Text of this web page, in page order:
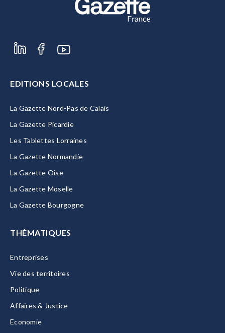
EDITIONS LOCALES
La Gazette Nord-Pas de Calais
La Gazette Picardie
Les Tablettes Lorraines
La Gazette Normandie
La Gazette Oise
La Gazette Moselle
La Gazette Bourgogne
THÉMATIQUES
Entreprises
Vie des territoires
Politique
Affaires & Justice
Economie